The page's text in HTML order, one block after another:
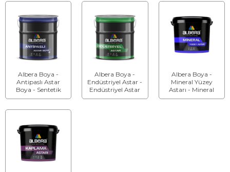
Albera Boya -
Antipaslı Astar
Boya - Sentetik
Esaslı Antipaslı
Albera Boya -
Endüstriyel Astar -
Endüstriyel Astar
Boya
Albera Boya -
Mineral Yüzey
Astarı - Mineral
Yüzey Astarı